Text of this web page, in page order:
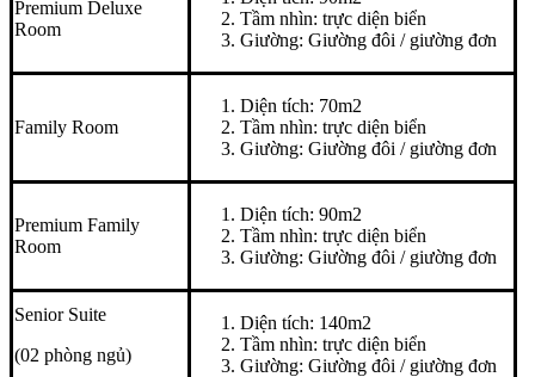
Premium Deluxe
Room
Tầm nhìn: trực diện biển
Giường: Giường đôi / giường đơn
Family Room
Diện tích: 70m2
Tầm nhìn: trực diện biển
Giường: Giường đôi / giường đơn
Premium Family
Room
Diện tích: 90m2
Tầm nhìn: trực diện biển
Giường: Giường đôi / giường đơn
Senior Suite
(02 phòng ngủ)
Diện tích: 140m2
Tầm nhìn: trực diện biển
Giường: Giường đôi / giường đơn